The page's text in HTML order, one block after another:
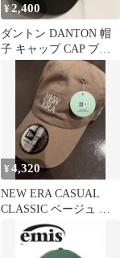
¥2,400
ダントン DANTON 帽
子 キャップ CAP ブラ
ック 黒 小物
¥4,320
NEW ERA CASUAL
CLASSIC ベージュ キ
ャップ